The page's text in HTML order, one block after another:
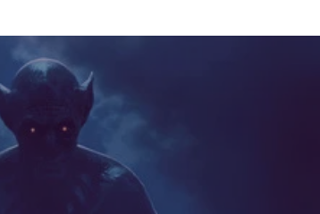
călătorie a Demetrei, un titlu care reflectă
literară clasică și cinematografia modernă,
atmosfera înfricoșătoare, filmul ridică și teme
absolut. Toate aceste elemente se îmbină
ești pasionat de povești horror autentice și
(2023) Online Subtitrat este alegerea ideală. Cu
terifiantă pe mările întunecate.